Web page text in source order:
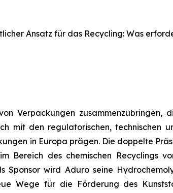
Ansatz für das Recycling: Was
Verpackungen zusammenzubringen,
mit den regulatorischen, technischen
in Europa prägen. Die doppelte
Bereich des chemischen Recyclings
wird Aduro seine
Wege für die Förderung des